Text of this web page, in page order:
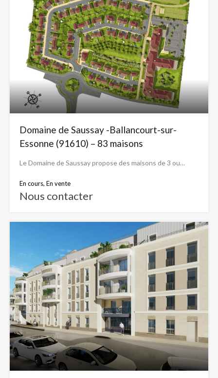
Domaine de Saussay -Ballancourt-sur-
Essonne (91610) – 83 maisons
Le Domaine de Saussay propose des maisons de 3 ou…
En cours, En vente
Nous contacter